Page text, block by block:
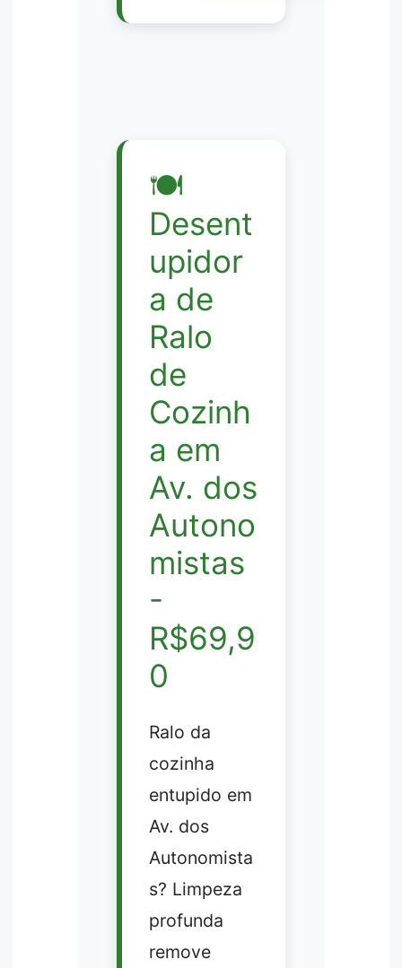
🍽️
Desent
upidor
a de
Ralo
de
Cozinh
a em
Av. dos
Autono
mistas
-
R$69,9
0
Ralo da
cozinha
entupido em
Av. dos
Autonomista
s? Limpeza
profunda
remove